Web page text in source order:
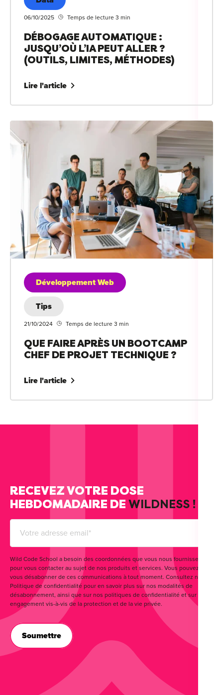
06/10/2025 Temps de lecture 3 min
DÉBOGAGE AUTOMATIQUE :
JUSQU’OÙ L’IA PEUT ALLER ?
(OUTILS, LIMITES, MÉTHODES)
Lire l'article
Développement Web
Tips
21/10/2024 Temps de lecture 3 min
QUE FAIRE APRÈS UN BOOTCAMP
CHEF DE PROJET TECHNIQUE ?
Lire l'article
RECEVEZ VOTRE DOSE
HEBDOMADAIRE DE WILDNESS !
Wild Code School a besoin des coordonnées que vous nous fournissez
pour vous contacter au sujet de nos produits et services. Vous pouvez
vous désabonner de ces communications à tout moment. Consultez notre
Politique de confidentialité pour en savoir plus sur nos modalités de
désabonnement, ainsi que sur nos politiques de confidentialité et sur notre
engagement vis-à-vis de la protection et de la vie privée.